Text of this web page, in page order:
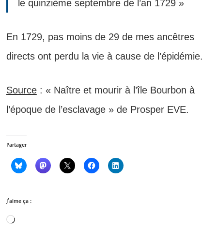
le quinzième septembre de l’an 1729 »
En 1729, pas moins de 29 de mes ancêtres
directs ont perdu la vie à cause de l’épidémie.
Source: « Naître et mourir à l’île Bourbon à
l’époque de l’esclavage » de Prosper EVE.
Partager
J’aime ça :
Chargement…